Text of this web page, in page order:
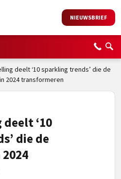
NIEUWSBRIEF
deelt ‘10 sparkling trends’ die de
2024 transformeren
‘10
die de